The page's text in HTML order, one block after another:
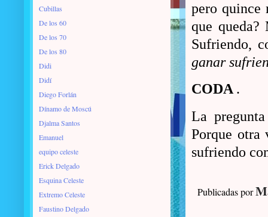
pero quince
que
Sufriendo,
ganar
CODA .
La
Porque otra
sufriendo
Publicadas por
Cubillas
De los 60
De los 70
De los 80
Didi
Didí
Diego Forlán
Dínamo de Moscú
Djalma Santos
Emanuel
equipo celeste
Erick Delgado
Esquina Celeste
Extremo Celeste
Faustino Delgado